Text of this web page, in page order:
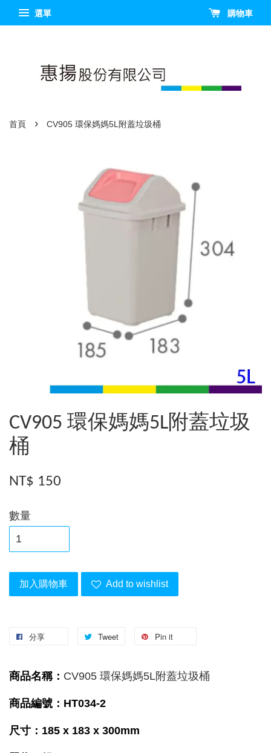
選單 購物車
首頁 › CV905 環保媽媽5L附蓋垃圾桶
CV905 環保媽媽5L附蓋垃圾
桶
NT$ 150
數量
加入購物車 Add to wishlist
分享 Tweet Pin it
商品名稱： CV905 環保媽媽5L附蓋垃圾桶
商品編號：HT034-2
尺寸：185 x 183 x 300mm